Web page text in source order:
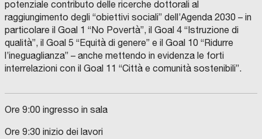
potenziale contributo delle ricerche dottorali al
raggiungimento degli “obiettivi sociali” dell’Agenda 2030 – in
particolare il Goal 1 “No Povertà”, il Goal 4 “Istruzione di
qualità”, il Goal 5 “Equità di genere” e il Goal 10 “Ridurre
l’ineguaglianza” – anche mettendo in evidenza le forti
interrelazioni con il Goal 11 “Città e comunità sostenibili”.
Ore 9:00 ingresso in sala
Ore 9:30 inizio dei lavori